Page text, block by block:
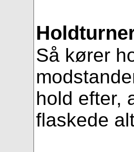
Så kører
hold efter,
flaskede